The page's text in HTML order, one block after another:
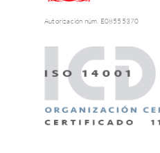
Autorización núm. E08555370